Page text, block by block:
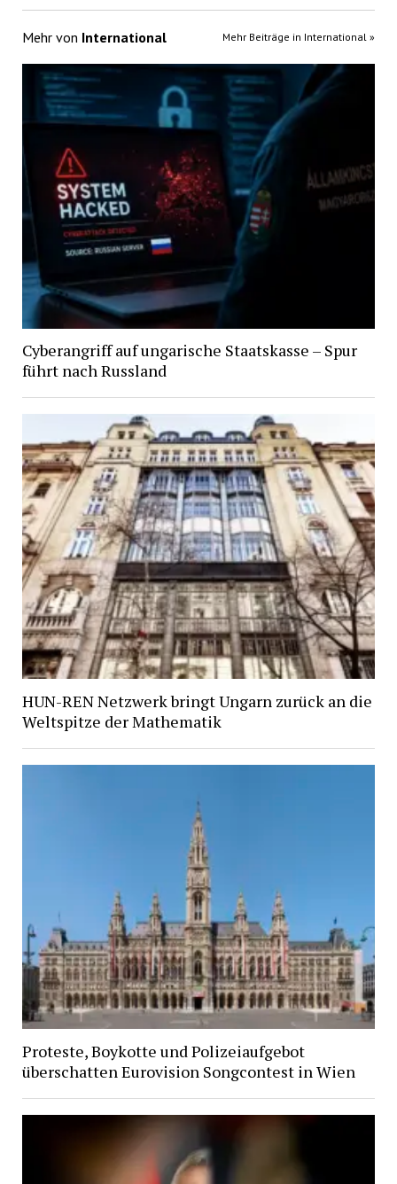
Mehr von International Mehr Beiträge in International »
Cyberangriff auf ungarische Staatskasse – Spur
führt nach Russland
HUN-REN Netzwerk bringt Ungarn zurück an die
Weltspitze der Mathematik
Proteste, Boykotte und Polizeiaufgebot
überschatten Eurovision Songcontest in Wien